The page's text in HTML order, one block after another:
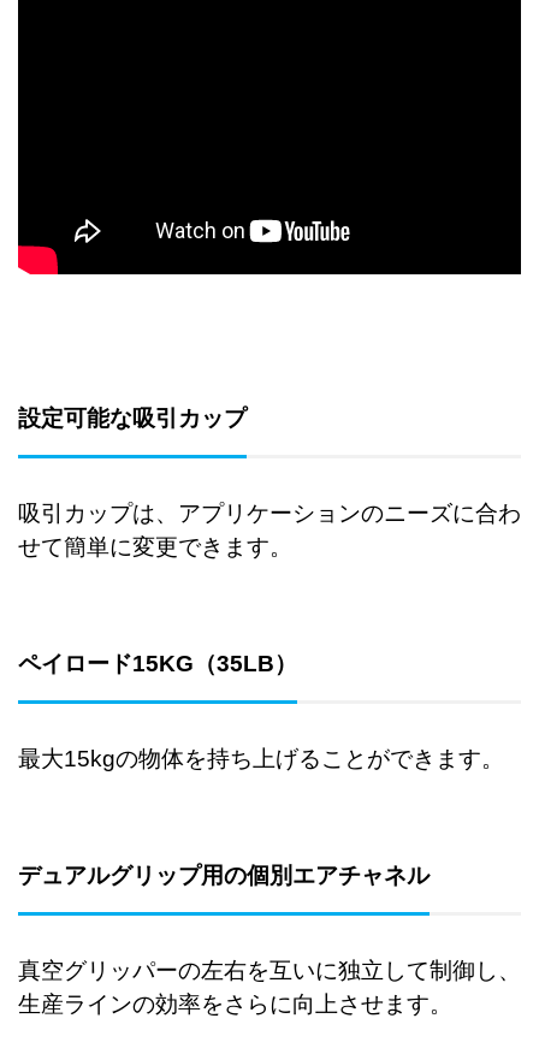
設定可能な吸引カップ
吸引カップは、アプリケーションのニーズに合わ
せて簡単に変更できます。
ペイロード15KG（35LB）
最大15kgの物体を持ち上げることができます。
デュアルグリップ用の個別エアチャネル
真空グリッパーの左右を互いに独立して制御し、
生産ラインの効率をさらに向上させます。